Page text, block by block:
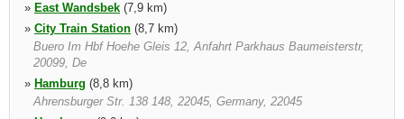
» East Wandsbek (7,9 km)
» City Train Station (8,7 km)
Buero Im Hbf Hoehe Gleis 12, Anfahrt Parkhaus Baumeisterstr,
20099, De
» Hamburg (8,8 km)
Ahrensburger Str. 138 148, 22045, Germany, 22045